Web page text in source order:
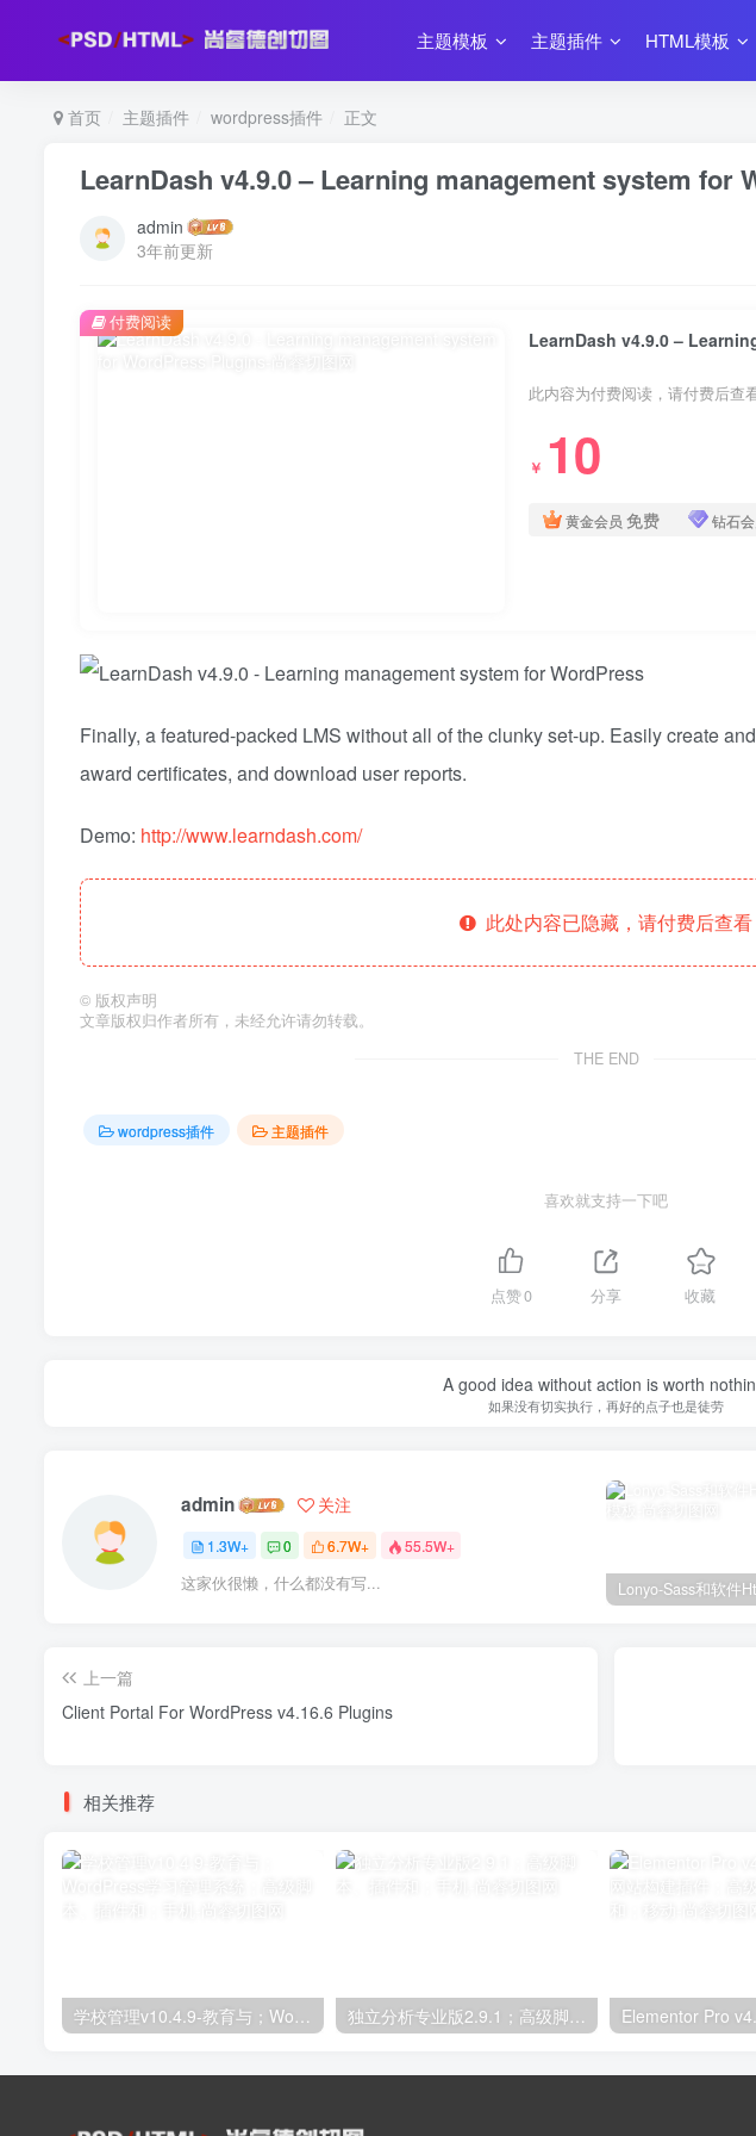
主题模板 主题插件 HTML模板
首页 主题插件 wordpress插件 正文
LearnDash v4.9.0 – Learning management system for
admin
3年前更新
此内容为付费阅读，请付费后查
￥ 10
黄金会员 免费 钻石
付费阅读
Finally, a featured-packed LMS without all of the clunky set-up. Easily create
award certificates, and download user reports.
Demo: http://www.learndash.com/
此处内容已隐藏，请付费后查看
© 版权声明
文章版权归作者所有，未经允许请勿转载。
THE END
wordpress插件 主题插件
喜欢就支持一下吧
点赞0 分享 收藏
A good idea without action is worth
如果没有切实执行，再好的点子也是徒劳
admin 关注
1.3W+ 0 6.7W+ 55.5W+
这家伙很懒，什么都没有写...
上一篇
Client Portal For WordPress v4.16.6 Plugins
相关推荐
学校管理v10.4.9-教育与；WordPress学习管理系统；高级脚本、插件和；手机 独立分析专业版2.9.1；高级脚本、插件和；手机